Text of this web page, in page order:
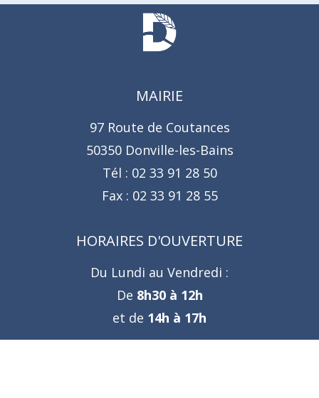
MAIRIE
97 Route de Coutances
50350 Donville-les-Bains
Tél : 02 33 91 28 50
Fax : 02 33 91 28 55
HORAIRES D'OUVERTURE
Du Lundi au Vendredi :
De 8h30 à 12h
et de 14h à 17h